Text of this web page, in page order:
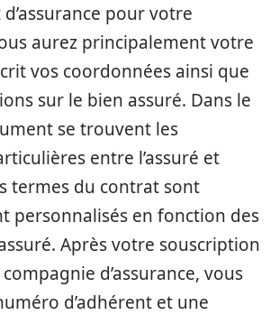
pour votre
aurez principalement votre
vos coordonnées ainsi que
sur le bien assuré. Dans le
se trouvent les
entre l’assuré et
termes du contrat sont
personnalisés en fonction des
Après votre souscription
d’assurance, vous
d’adhérent et une